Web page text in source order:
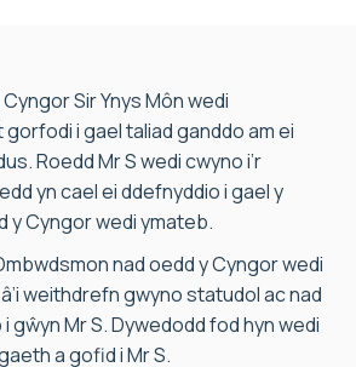
Sir Ynys Môn wedi
i gael taliad ganddo am ei
Roedd Mr S wedi cwyno i’r
yn cael ei ddefnyddio i gael y
y Cyngor wedi ymateb.
nad oedd y Cyngor wedi
weithdrefn gwyno statudol ac nad
gŵyn Mr S. Dywedodd fod hyn wedi
a gofid i Mr S.